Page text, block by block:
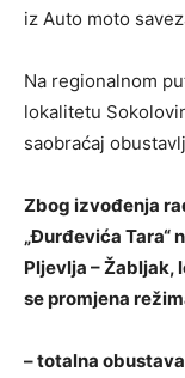
iz Auto moto
Na regionalnom
lokalitetu
saobraćaj
Zbog izvođenja
„Đurđevića Tara“
Pljevlja – Žabljak,
se promjena
– totalna